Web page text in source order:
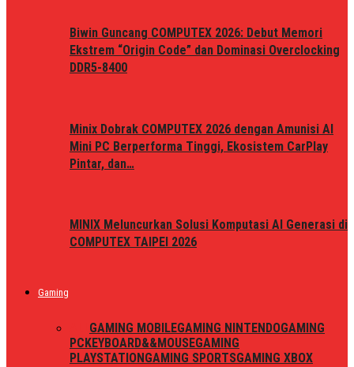
Biwin Guncang COMPUTEX 2026: Debut Memori
Ekstrem “Origin Code” dan Dominasi Overclocking
DDR5-8400
Minix Dobrak COMPUTEX 2026 dengan Amunisi AI
Mini PC Berperforma Tinggi, Ekosistem CarPlay
Pintar, dan…
MINIX Meluncurkan Solusi Komputasi AI Generasi di
COMPUTEX TAIPEI 2026
Gaming
GAMING MOBILEGAMING NINTENDOGAMING
PCKEYBOARD&&MOUSEGAMING
PLAYSTATIONGAMING SPORTSGAMING XBOX